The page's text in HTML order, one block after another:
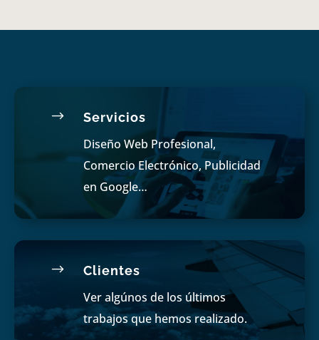
$ Servicios
Diseño Web Profesional,
Comercio Electrónico, Publicidad
en Google…
$ Clientes
Ver algúnos de los últimos
trabajos que hemos realizado.